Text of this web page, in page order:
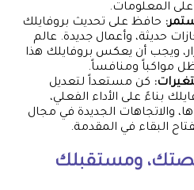
المعلومات.
حافظ على تحديث بروفايلك
حديثة، وأعمال جديدة. عالم
ويجب أن يعكس بروفايلك هذا
مواكباً ومنافساً.
كن مستعداً لتعديل
بناءً على الأداء الفعلي،
والاتجاهات الجديدة في مجال
البقاء في المقدمة.
قصتك، ومستقبلك